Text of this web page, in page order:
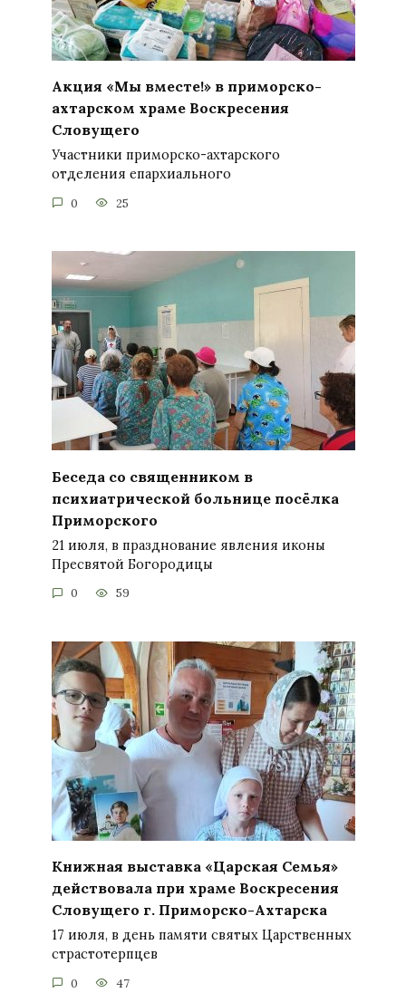
Акция «Мы вместе!» в приморско-
ахтарском храме Воскресения
Словущего
Участники приморско-ахтарского
отделения епархиального
0 25
Беседа со священником в
психиатрической больнице посёлка
Приморского
21 июля, в празднование явления иконы
Пресвятой Богородицы
0 59
Книжная выставка «Царская Семья»
действовала при храме Воскресения
Словущего г. Приморско-Ахтарска
17 июля, в день памяти святых Царственных
страстотерпцев
0 47